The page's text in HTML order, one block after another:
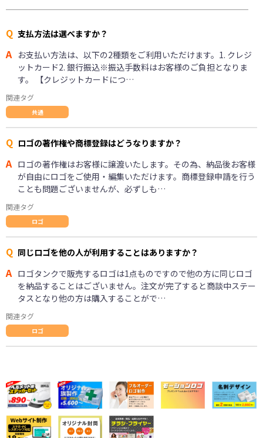
Q 支払方法は選べますか？
A お支払い方法は、以下の2種類をご利用いただけます。1. クレジ
ットカード2. 銀行振込※振込手数料はお客様のご負担となりま
す。 【クレジットカードにつ…
関連タグ
共通
Q ロゴの著作権や商標登録はどうなりますか？
A ロゴの著作権はお客様に譲渡いたします。その為、納品後お客様
が自由にロゴをご使用・編集いただけます。商標登録申請を行う
ことも問題ございませんが、必ずしも…
関連タグ
ロゴ
Q 同じロゴを他の人が利用することはありますか？
A ロゴタンクで販売するロゴは1点ものですので他の方に同じロゴ
を納品することはございません。注文が完了すると商談中ステー
タスとなり他の方は購入することがで…
関連タグ
ロゴ